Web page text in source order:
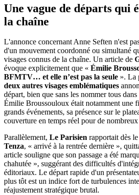
Une vague de départs qui
la chaîne
L'annonce concernant Anne Seften n'est
d'un mouvement coordonné ou simultané
visages connus de la chaîne. Un article de
évoque explicitement que « Émilie
BFMTV… et elle n’est pas la seule ». La
deux autres visages emblématiques
départ, bien que sans les nommer tous
Émilie Broussouloux était notamment une
grands événements, sa présence sur le
couverture en temps réel pour de nombreux
Parallèlement, Le Parisien rapportait dès
Tenza, « arrivé à la rentrée dernière »,
article souligne que son passage a été
chahutée », suggérant des difficultés
éditoriaux. Le départ rapide d'un
plus tôt est un indice fort de turbulences
réajustement stratégique brutal.